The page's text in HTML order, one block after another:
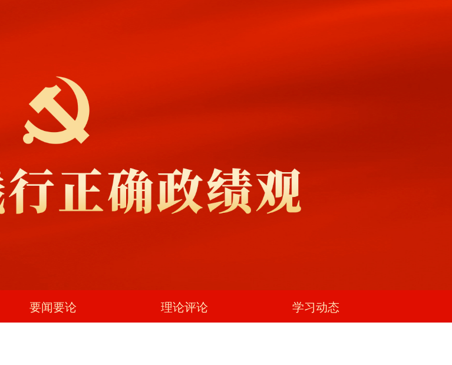
要闻要论 理论评论 学习动态